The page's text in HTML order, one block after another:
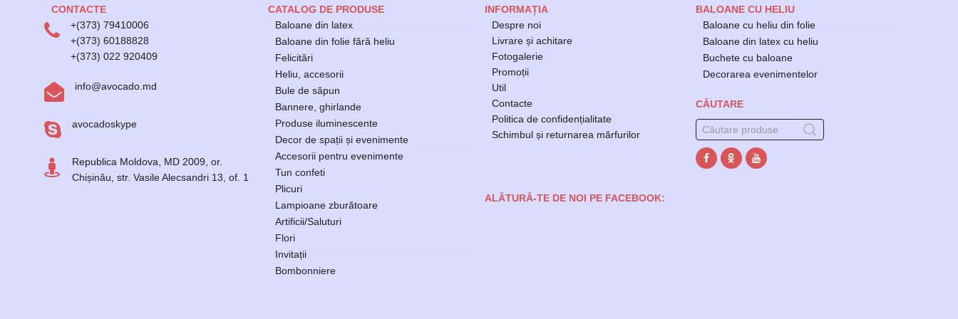
CONTACTE
+(373) 79410006
+(373) 60188828
+(373) 022 920409
info@avocado.md
avocadoskype
Republica Moldova, MD 2009, or.
Chișinău, str. Vasile Alecsandri 13, of. 1
CATALOG DE PRODUSE
Baloane din latex
Baloane din folie fără heliu
Felicitări
Heliu, accesorii
Bule de săpun
Bannere, ghirlande
Produse iluminescente
Decor de spații și evenimente
Accesorii pentru evenimente
Tun confeti
Plicuri
Lampioane zburătoare
Artificii/Saluturi
Flori
Invitații
Bombonniere
INFORMAȚIA
Despre noi
Livrare și achitare
Fotogalerie
Promoții
Util
Contacte
Politica de confidențialitate
Schimbul și returnarea mărfurilor
BALOANE CU HELIU
Baloane cu heliu din folie
Baloane din latex cu heliu
Buchete cu baloane
Decorarea evenimentelor
CĂUTARE
ALĂTURĂ-TE DE NOI PE FACEBOOK: